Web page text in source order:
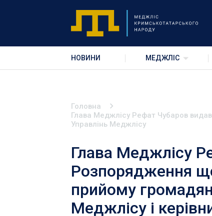
НОВИНИ МЕДЖЛІС
Головна
Глава Меджлісу Рефат Чубаров
Управлінь Меджлісу
Глава Меджлісу
Розпорядження
прийому
Меджлісу і